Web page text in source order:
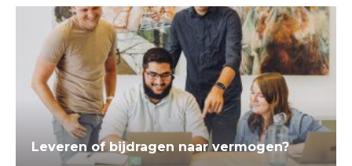
Leveren of bijdragen naar vermogen?